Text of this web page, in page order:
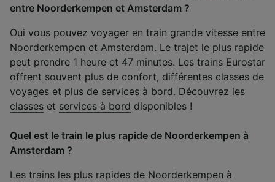
entre Noorderkempen et Amsterdam ?
Oui vous pouvez voyager en train grande vitesse entre
Noorderkempen et Amsterdam. Le trajet le plus rapide
peut prendre 1 heure et 47 minutes. Les trains Eurostar
offrent souvent plus de confort, différentes classes de
voyages et plus de services à bord. Découvrez les
classes et services à bord disponibles !
Quel est le train le plus rapide de Noorderkempen à
Amsterdam ?
Les trains les plus rapides de Noorderkempen à